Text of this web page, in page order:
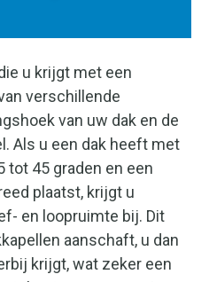
u krijgt met een
verschillende
van uw dak en de
Als u een dak heeft met
tot 45 graden en een
plaatst, krijgt u
en loopruimte bij. Dit
aanschaft, u dan
krijgt, wat zeker een